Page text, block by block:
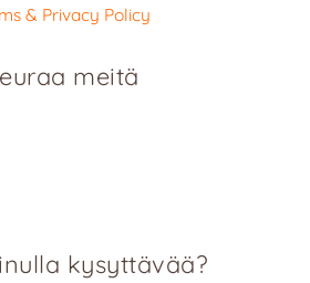
& Privacy Policy
meitä
kysyttävää?